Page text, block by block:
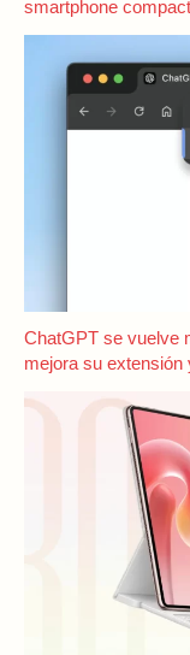
smartphone
ChatGPT se vuelve
mejora su extensión